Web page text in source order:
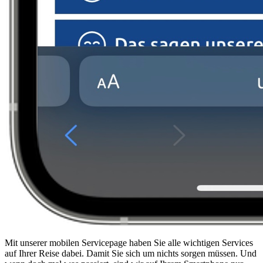
Mit unserer mobilen Servicepage haben Sie alle wichtigen Services
auf Ihrer Reise dabei. Damit Sie sich um nichts sorgen müssen. Und